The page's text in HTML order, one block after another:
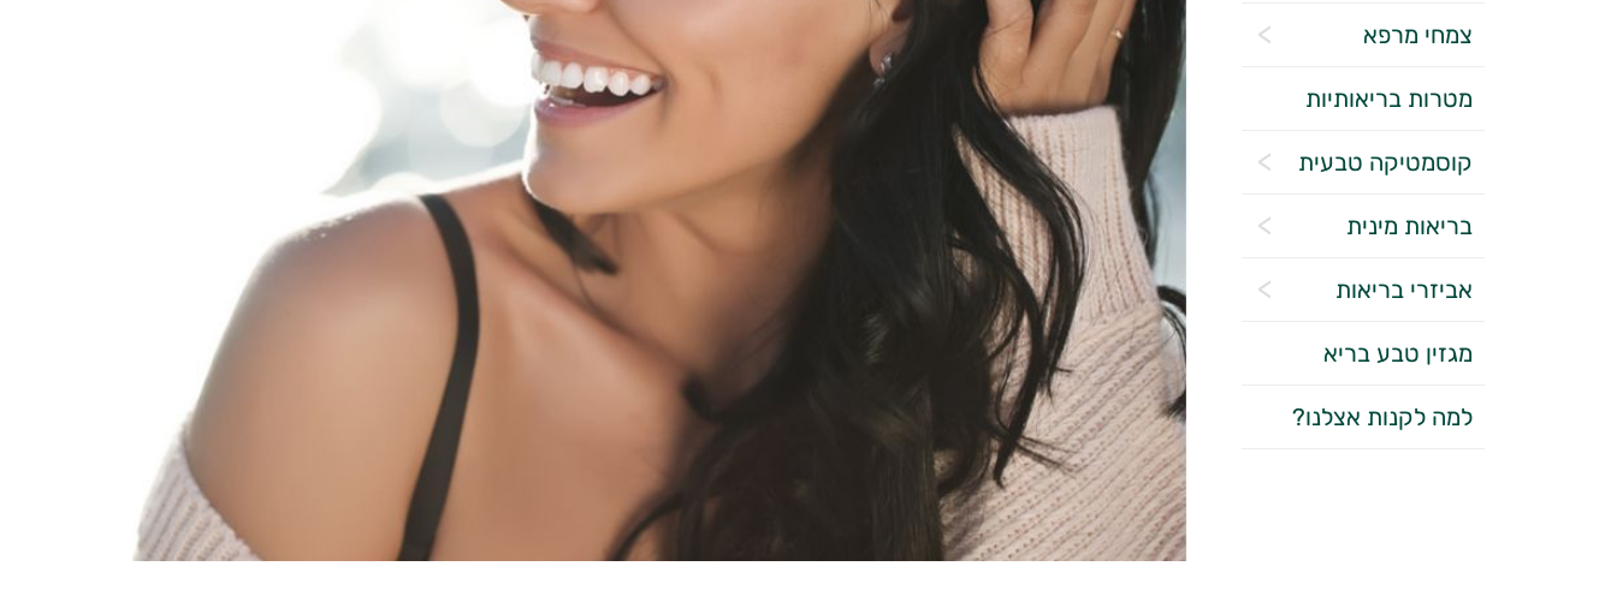
צמחי מרפא
מטרות בריאותיות
קוסמטיקה טבעית
בריאות מינית
אביזרי בריאות
מגזין טבע בריא
למה לקנות אצלנו?